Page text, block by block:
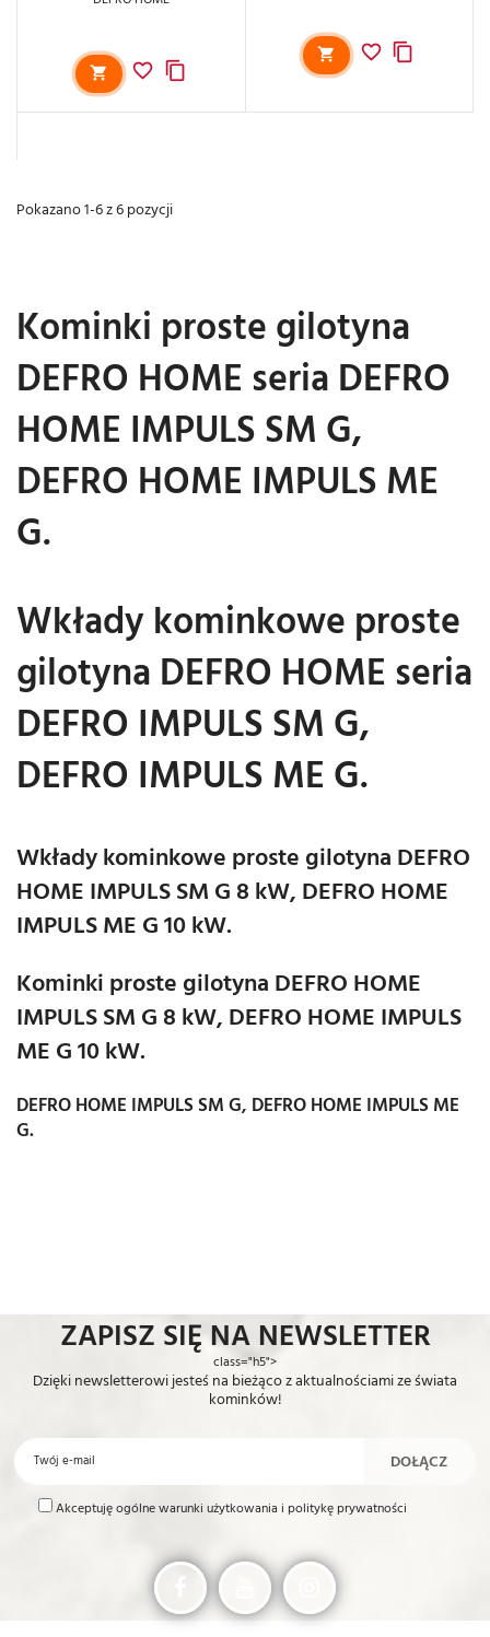
Pokazano 1-6 z 6 pozycji
Kominki proste gilotyna
DEFRO HOME seria DEFRO
HOME IMPULS SM G,
DEFRO HOME IMPULS ME
G.
Wkłady kominkowe proste
gilotyna DEFRO HOME seria
DEFRO IMPULS SM G,
DEFRO IMPULS ME G.
Wkłady kominkowe proste gilotyna DEFRO
HOME IMPULS SM G 8 kW, DEFRO HOME
IMPULS ME G 10 kW.
Kominki proste gilotyna DEFRO HOME
IMPULS SM G 8 kW, DEFRO HOME IMPULS
ME G 10 kW.
DEFRO HOME IMPULS SM G, DEFRO HOME IMPULS ME
G.
ZAPISZ SIĘ NA NEWSLETTER
class="h5">
Dzięki newsletterowi jesteś na bieżąco z aktualnościami ze świata
kominków!
Akceptuję ogólne warunki użytkowania i politykę prywatności